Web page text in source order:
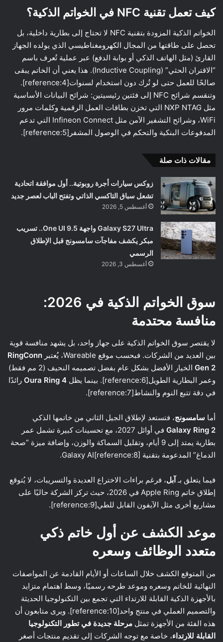
كيف تعمل تقنية NFC في الخواتم الذكية؟
الخواتم الذكية المزودة بتقنية NFC لا تحتاج إلى بطارية داخلية، بل
تحصل على طاقتها من المجال الكهرومغناطيسي الذي يولده الجهاز
القارئ (مثل الهاتف الذكي أو بوابة الدفع) عبر عملية تُعرف باسم
“الاقتران الحثي” (Inductive Coupling). هذا يعني أن الخاتم يبقى
صالحًا للعمل حتى لو تُرك دون استخدام لسنوات[reference:4].
وتنقسم شرائح NFC إلى فئتين رئيسيتين: شرائح البيانات الأساسية
مثل NXP NTAG التي تخزن بطاقات العمل الرقمية وكلمات مرور
WiFi، وشرائح التشفير الآمن مثل Infineon Connect التي تدعم
المدفوعات البنكية والتحكم في الوصول المشفر[reference:5].
مقالات ذات صلة
زوكس سيارات أجرة روبوتية.. أول موافقة اتحادية
تشعل سباق التاكسي الذاتي وتفتح الباب لعصر جديد
أغسطس 5, 2026
Galaxy S27 Ultra واجهة One UI 9.5.. تسريب
مبكر يكشف مفاجآت سامسونج قبل الإطلاق
الرسمي
أغسطس 3, 2026
سوق الخواتم الذكية في 2026:
منافسة محتدمة
لا يقتصر سوق الخواتم الذكية على جهاز واحد، بل يشهد منافسة قوية
بين العديد من الشركات. فبحسب موقع Wareable، يُعتبر
RingConn
Gen 2
الخيار الأفضل بشكل عام بفضل تصميمه النحيف (2 مم فقط)
وعمر البطارية الطويل[reference:6]. بينما يظل
Oura Ring 4 رائدًا
في دقة تتبع النوم والنشاط[reference:7].
أما سامسونج، فتستعد لإطلاق الجيل الثاني من خاتمها الذكي
Galaxy Ring 2
في أوائل 2027، مع تحسينات كبيرة تشمل عمر
بطارية يمتد إلى 9 أيام، وتقليل السماكة والوزن، وإضافة ميزة “صحة
الدماغ” المدعومة بتقنية Galaxy AI[reference:8].
فيما يتعلق بـ آبل، فرغم براءات الاختراع العديدة والتسريبات، لا يُتوقع
إطلاق خاتم Apple Ring في 2026، حيث تركز الشركة حاليًا على
مشاريع أخرى مثل الآيفون القابل للطي[reference:9].
موعد الكشف عن أول خاتم ذكي
متعدد الوظائف وسعره
من المتوقع الكشف خلال الساعات أو الأيام القادمة عن المواصفات
النهائية للخاتم وسعره وموعد طرحه رسميًا، وسط اهتمام متزايد
بالأجهزة الذكية القابلة للارتداء التي تجمع بين التكنولوجيا الحديثة
والتصميم العملي في منتج واحد[reference:10]. ويرى متابعون أن
هذه الفئة من الأجهزة تمثل مرحلة جديدة في تطور التكنولوجيا
القابلة للارتداء، خاصة مع توجه الشركات إلى تقديم منتجات أصغر